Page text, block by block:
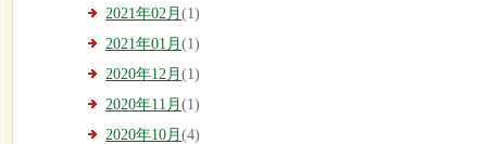
2021年02月 (1)
2021年01月 (1)
2020年12月 (1)
2020年11月 (1)
2020年10月 (4)